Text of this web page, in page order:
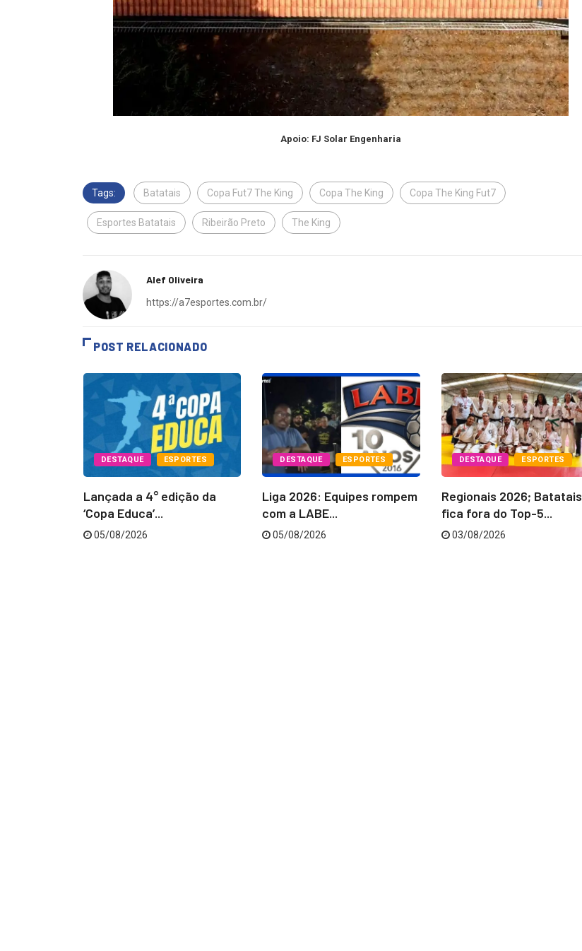
Apoio: FJ Solar Engenharia
Tags: Batatais Copa Fut7 The King Copa The King Copa The King Fut7
Esportes Batatais Ribeirão Preto The King
Alef Oliveira
https://a7esportes.com.br/
POST RELACIONADO
DESTAQUE ESPORTES
Lançada a 4° edição da
‘Copa Educa’...
05/08/2026
DESTAQUE ESPORTES
Liga 2026: Equipes rompem
com a LABE...
05/08/2026
DESTAQUE ESPORTES
Regionais 2026; Batatais
fica fora do Top-5...
03/08/2026